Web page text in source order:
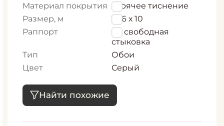
Материал покрытия горячее тиснение
Размер, м
1,06 х 10
Раппорт
64 свободная
стыковка
Тип
Обои
Цвет
Серый
Найти похожие